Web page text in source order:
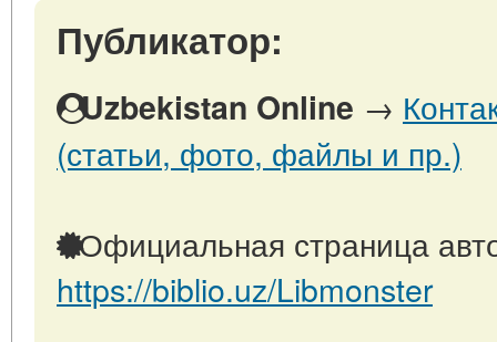
Публикатор:
Uzbekistan Online →
(статьи, фото, файлы и пр.)
Официальная страница
https://biblio.uz/Libmonster